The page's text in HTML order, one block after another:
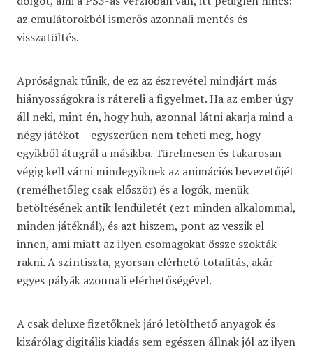
az emulátorokból ismerős azonnali mentés és
visszatöltés.
Apróságnak tűnik, de ez az észrevétel mindjárt más
hiányosságokra is rátereli a figyelmet. Ha az ember úgy
áll neki, mint én, hogy huh, azonnal látni akarja mind a
négy játékot – egyszerűen nem teheti meg, hogy
egyikből átugrál a másikba. Türelmesen és takarosan
végig kell várni mindegyiknek az animációs bevezetőjét
(remélhetőleg csak először) és a logók, menük
betöltésének antik lendületét (ezt minden alkalommal,
minden játéknál), és azt hiszem, pont az veszik el
innen, ami miatt az ilyen csomagokat össze szokták
rakni. A színtiszta, gyorsan elérhető totalitás, akár
egyes pályák azonnali elérhetőségével.
A csak deluxe fizetőknek járó letölthető anyagok és
kizárólag digitális kiadás sem egészen állnak jól az ilyen